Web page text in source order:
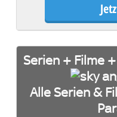
Serien + Filme
Alle Serien &